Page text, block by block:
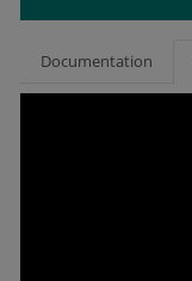
Documentation